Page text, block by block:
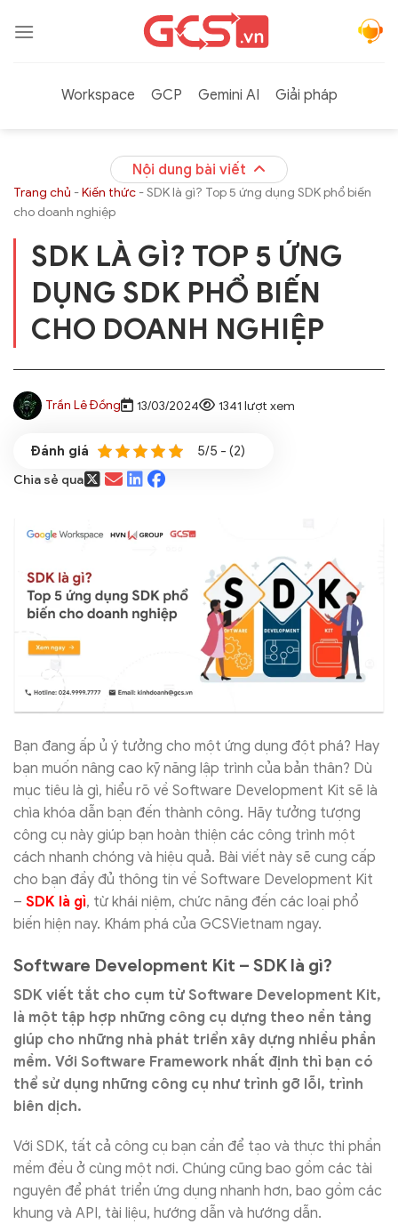
qua
Workspace
GCP Gemini AI Giải pháp
Nội dung bài viết
Trang chủ -Kiến thức -SDK là gì? Top 5 ứng dụng SDK phổ biến
cho doanh nghiệp
SDK LÀ GÌ? TOP 5 ỨNG
DỤNG SDK PHỔ BIẾN
CHO DOANH NGHIỆP
Trần Lê Đồng 13/03/2024 1341 lượt xem
5/5 - (2)
Chia sẻ qua
Bạn đang ấp ủ ý tưởng cho một ứng dụng đột phá? Hay
bạn muốn nâng cao kỹ năng lập trình của bản thân? Dù
mục tiêu là gì, hiểu rõ về Software Development Kit sẽ là
chìa khóa dẫn bạn đến thành công. Hãy tưởng tượng
công cụ này giúp bạn hoàn thiện các công trình một
cách nhanh chóng và hiệu quả. Bài viết này sẽ cung cấp
cho bạn đầy đủ thông tin về Software Development Kit
– SDK là gì, từ khái niệm, chức năng đến các loại phổ
biến hiện nay. Khám phá của GCSVietnam ngay.
Software Development Kit – SDK là gì?
SDK viết tắt cho cụm từ Software Development Kit,
là một tập hợp những công cụ dựng theo nền tảng
giúp cho những nhà phát triển xây dựng nhiều phần
mềm. Với Software Framework nhất định thì bạn có
thể sử dụng những công cụ như trình gỡ lỗi, trình
biên dịch.
Với SDK, tất cả công cụ bạn cần để tạo và thực thi phần
mềm đều ở cùng một nơi. Chúng cũng bao gồm các tài
nguyên để phát triển ứng dụng nhanh hơn, bao gồm các
khung và API, tài liệu, hướng dẫn và hướng dẫn.